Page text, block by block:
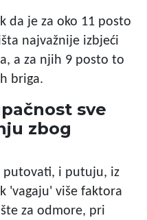
da je za oko 11 posto
najvažnije izbjeći
a za njih 9 posto to
briga.
sve
zbog
putovati, i putuju, iz
'vagaju' više faktora
za odmore, pri